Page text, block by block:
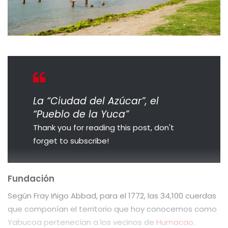
La “Ciudad del Azúcar”, el
“Pueblo de la Yuca”
Thank you for reading this post, don't
forget to subscribe!
Fundación
Según Fray Iñigo Abbad, para el 1772, las 34,100 cuerdas
que componían el territorio que hoy conocemos como
Yabucoa pertenecían a los vecinos de Humacao.